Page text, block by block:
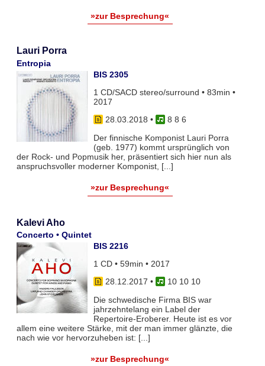
»zur Besprechung«
Lauri Porra
Entropia
BIS 2305
1 CD/SACD stereo/surround • 83min •
2017
28.03.2018 •
8 8 6
Der finnische Komponist Lauri Porra
(geb. 1977) kommt ursprünglich von
der Rock- und Popmusik her, präsentiert sich hier nun als
anspruchsvoller moderner Komponist, [...]
»zur Besprechung«
Kalevi Aho
Concerto • Quintet
BIS 2216
1 CD • 59min • 2017
28.12.2017 •
10 10 10
Die schwedische Firma BIS war
jahrzehntelang ein Label der
Repertoire-Eroberer. Heute ist es vor
allem eine weitere Stärke, mit der man immer glänzte, die
nach wie vor hervorzuheben ist: [...]
»zur Besprechung«